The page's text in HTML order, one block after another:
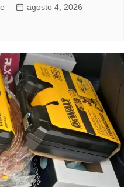
agosto 4, 2026